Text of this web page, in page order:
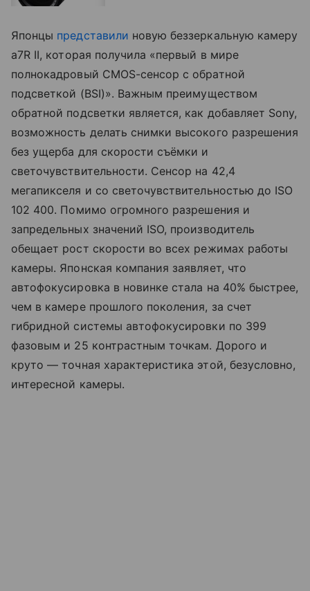
Японцы представили новую беззеркальную камеру
a7R II, которая получила «первый в мире
полнокадровый CMOS-сенсор с обратной
подсветкой (BSI)». Важным преимуществом
обратной подсветки является, как добавляет Sony,
возможность делать снимки высокого разрешения
без ущерба для скорости съёмки и
светочувствительности. Сенсор на 42,4
мегапикселя и со светочувствительностью до ISO
102 400. Помимо огромного разрешения и
запредельных значений ISO, производитель
обещает рост скорости во всех режимах работы
камеры. Японская компания заявляет, что
автофокусировка в новинке стала на 40% быстрее,
чем в камере прошлого поколения, за счет
гибридной системы автофокусировки по 399
фазовым и 25 контрастным точкам. Дорого и
круто — точная характеристика этой, безусловно,
интересной камеры.